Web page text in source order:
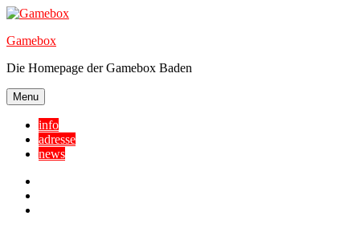
Skip
content
Gamebox
Die Homepage der Gamebox Baden
Menu
info
adresse
news